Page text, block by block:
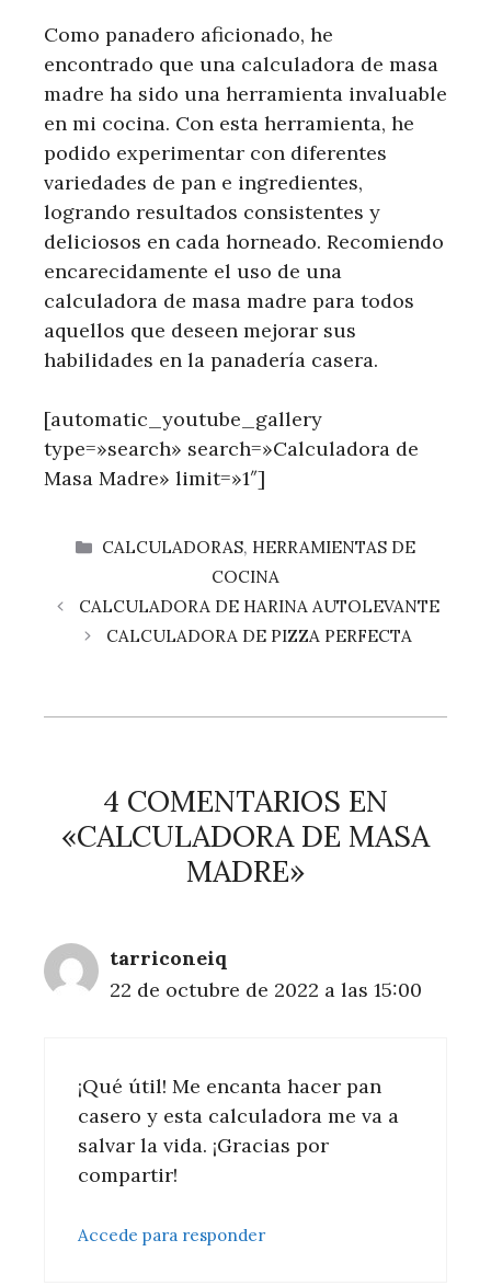
Como panadero aficionado, he
encontrado que una calculadora de masa
madre ha sido una herramienta invaluable
en mi cocina. Con esta herramienta, he
podido experimentar con diferentes
variedades de pan e ingredientes,
logrando resultados consistentes y
deliciosos en cada horneado. Recomiendo
encarecidamente el uso de una
calculadora de masa madre para todos
aquellos que deseen mejorar sus
habilidades en la panadería casera.
[automatic_youtube_gallery
type=»search» search=»Calculadora de
Masa Madre» limit=»1″]
CATEGORÍAS
CALCULADORAS, HERRAMIENTAS DE
COCINA
CALCULADORA DE HARINA AUTOLEVANTE
CALCULADORA DE PIZZA PERFECTA
4 COMENTARIOS EN
«CALCULADORA DE MASA
MADRE»
tarriconeiq
22 de octubre de 2022 a las 15:00
¡Qué útil! Me encanta hacer pan
casero y esta calculadora me va a
salvar la vida. ¡Gracias por
compartir!
Accede para responder